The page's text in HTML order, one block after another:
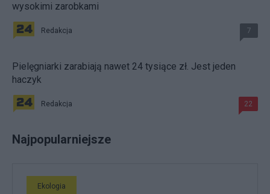
wysokimi zarobkami
Redakcja 7
Pielęgniarki zarabiają nawet 24 tysiące zł. Jest jeden
haczyk
Redakcja 22
Najpopularniejsze
Ekologia